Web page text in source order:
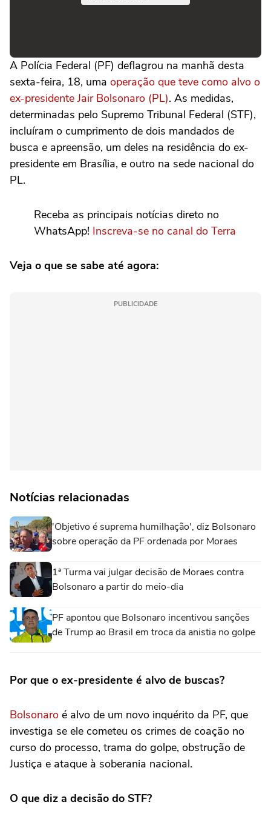
A Polícia Federal (PF) deflagrou na manhã desta
sexta-feira, 18, uma operação que teve como alvo o
ex-presidente Jair Bolsonaro (PL). As medidas,
determinadas pelo Supremo Tribunal Federal (STF),
incluíram o cumprimento de dois mandados de
busca e apreensão, um deles na residência do ex-
presidente em Brasília, e outro na sede nacional do
PL.
Receba as principais notícias direto no
WhatsApp! Inscreva-se no canal do Terra
Veja o que se sabe até agora:
PUBLICIDADE
Notícias relacionadas
'Objetivo é suprema humilhação', diz Bolsonaro
sobre operação da PF ordenada por Moraes
1ª Turma vai julgar decisão de Moraes contra
Bolsonaro a partir do meio-dia
PF apontou que Bolsonaro incentivou sanções
de Trump ao Brasil em troca da anistia no golpe
Por que o ex-presidente é alvo de buscas?
Bolsonaro é alvo de um novo inquérito da PF, que
investiga se ele cometeu os crimes de coação no
curso do processo, trama do golpe, obstrução de
Justiça e ataque à soberania nacional.
O que diz a decisão do STF?